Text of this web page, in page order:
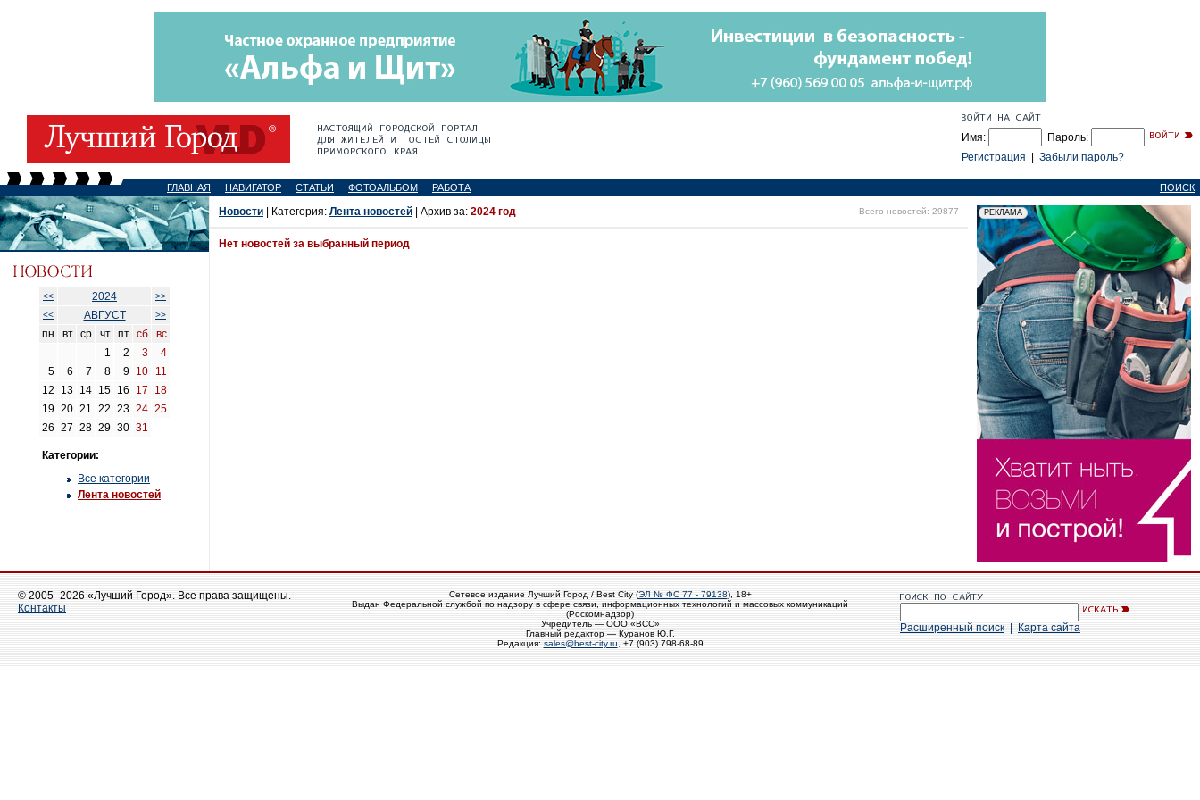
Имя:
Пароль:
Регистрация
Забыли пароль?
ГЛАВНАЯ НАВИГАТОР СТАТЬИ ФОТОАЛЬБОМ РАБОТА ПОИСК
<< 2024
>>
<<
АВГУСТ >>
пн вт ср чт пт сб
вс
1
2 3
4
5
6 7 8 9 10
11
12
13 14 15 16 17
18
19 20 21 22 23 24 25
26 27 28 29 30 31
Категории:
Все категории
Лента новостей
Новости | Категория: Лента новостей | Архив за: 2024 год Всего новостей: 29877
Нет новостей за выбранный период
© 2005–2026 «Лучший Город». Все права защищены.
Контакты
Сетевое издание Лучший Город / Best City (ЭЛ № ФС 77 - 79138), 18+
Выдан Федеральной службой по надзору в сфере связи, информационных технологий и массовых коммуникаций
(Роскомнадзор)
Учредитель — ООО «ВСС»
Главный редактор — Куранов Ю.Г.
Редакция: sales@best-city.ru , +7 (903) 798-68-89
Расширенный поиск Карта сайта